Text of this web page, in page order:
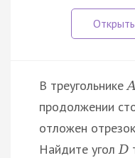
В треугольникеA
продолжении
отложен
Найдите уголD